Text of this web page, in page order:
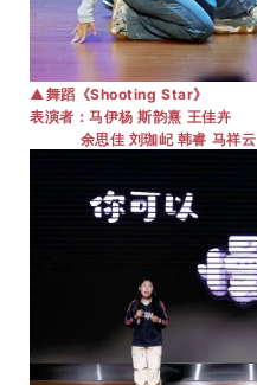
▲舞蹈 《Shooting Star》
表演者：马伊杨 斯韵熹 王佳卉
余思佳 刘珈屺 韩睿 马祥云